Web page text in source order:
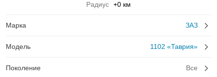
Радиус +0 км
Марка ЗАЗ
Модель 1102 «Таврия»
Поколение Все